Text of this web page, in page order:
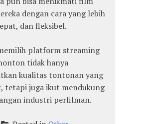
dengan cara yang lebih
dan fleksibel.
platform streaming
tidak hanya
kualitas tontonan yang
tetapi juga ikut mendukung
industri perfilman.